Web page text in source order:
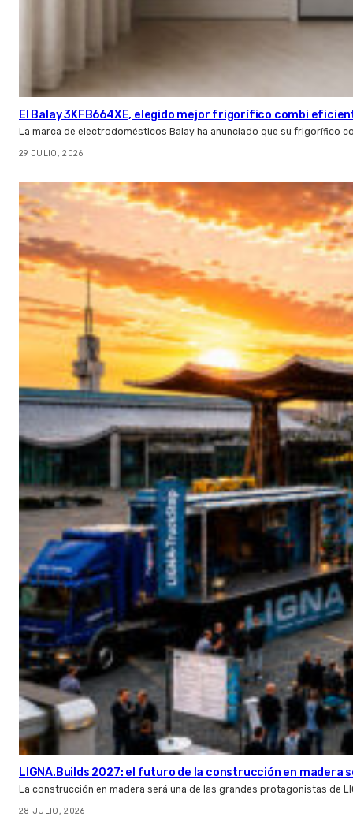
El Balay 3KFB664XE, elegido mejor frigorífico combi
La marca de electrodomésticos Balay ha anunciado que su frigorífico
29 JULIO, 2026
LIGNA.Builds 2027: el futuro de la construcción en madera
La construcción en madera será una de las grandes protagonistas de
28 JULIO, 2026